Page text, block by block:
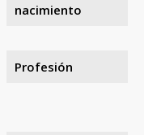
nacimiento
Profesión